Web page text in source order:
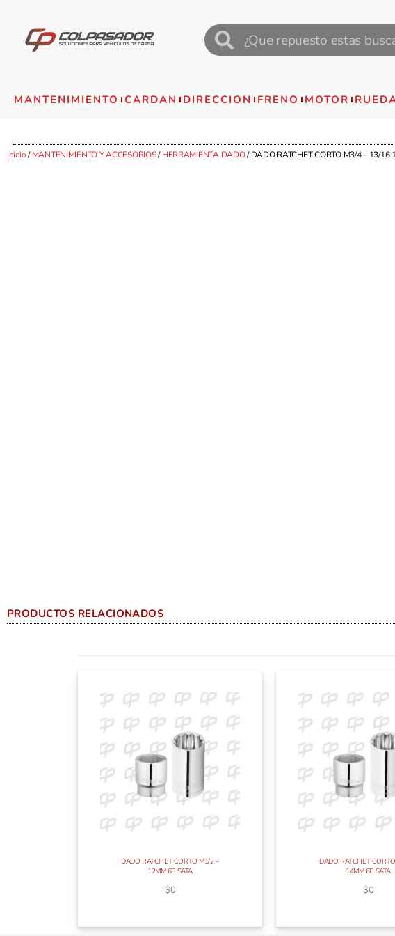
MANTENIMIENTO CARDAN DIRECCION FRENO MOTOR
Inicio/MANTENIMIENTO Y ACCESORIOS/HERRAMIENTA DADO/ DADO RATCHET CORTO M3/4 – 13/16
PRODUCTOS RELACIONADOS
DADO RATCHET CORTO M1/2 –
12MM 6P SATA
$0
DADO RATCHET
14MM 6P SATA
$0